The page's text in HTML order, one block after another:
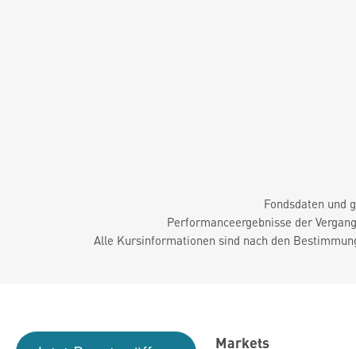
Fondsdaten und
Performanceergebnisse der
Alle Kursinformationen sind nach den
Markets